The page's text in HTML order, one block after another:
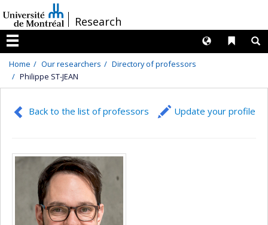
au
contenu
/Research
Menu
Liens
Langues
Home Our researchers
Directory of professors
Philippe ST-JEAN
Back to the list of professors Update your profile